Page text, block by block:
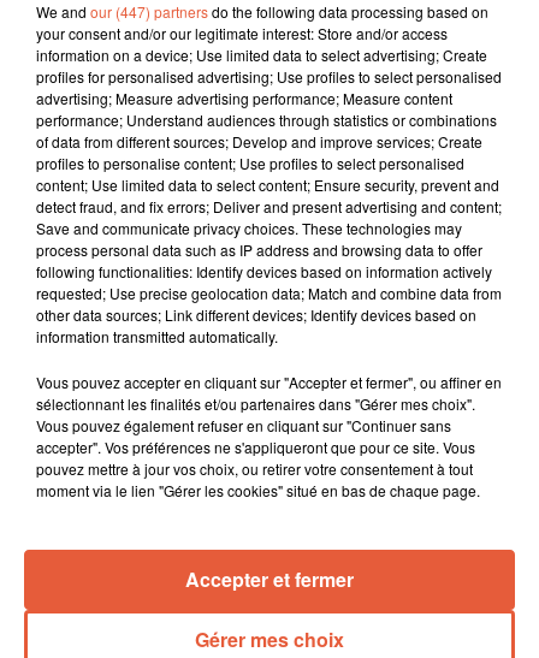
12h08
12h08
STARSAILOR
Four To The Floor
12h05
12h05
TEMPER CITY
Self Aware
12h01
12h01
ALICIA KEYS
Empire State Of Mind
L'HOROSCOPE
Taureau
We and our (447) partnersdo the following data processing based on
your consent and/or our legitimate interest: Store and/or access
information on a device; Use limited data to select advertising; Create
profiles for personalised advertising; Use profiles to select personalised
advertising; Measure advertising performance; Measure content
performance; Understand audiences through statistics or combinations
of data from different sources; Develop and improve services; Create
profiles to personalise content; Use profiles to select personalised
content; Use limited data to select content; Ensure security, prevent and
detect fraud, and fix errors; Deliver and present advertising and content;
Save and communicate privacy choices. These technologies may
process personal data such as IP address and browsing data to offer
following functionalities: Identify devices based on information actively
requested; Use precise geolocation data; Match and combine data from
other data sources; Link different devices; Identify devices based on
information transmitted automatically.
Vous pouvez accepter en cliquant sur "Accepter et fermer", ou affiner en
sélectionnant les finalités et/ou partenaires dans "Gérer mes choix".
Vous pouvez également refuser en cliquant sur "Continuer sans
accepter". Vos préférences ne s'appliqueront que pour ce site. Vous
pouvez mettre à jour vos choix, ou retirer votre consentement à tout
moment via le lien "Gérer les cookies" situé en bas de chaque page.
Gérer mes choix
Accepter et fermer